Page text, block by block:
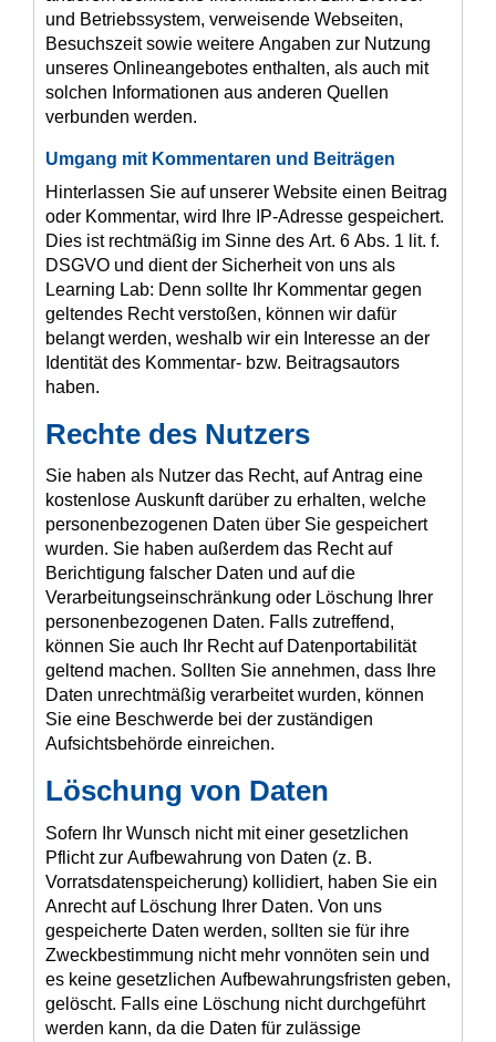
und Betriebssystem, verweisende Webseiten,
Besuchszeit sowie weitere Angaben zur Nutzung
unseres Onlineangebotes enthalten, als auch mit
solchen Informationen aus anderen Quellen
verbunden werden.
Umgang mit Kommentaren und Beiträgen
Hinterlassen Sie auf unserer Website einen Beitrag
oder Kommentar, wird Ihre IP-Adresse gespeichert.
Dies ist rechtmäßig im Sinne des Art. 6 Abs. 1 lit. f.
DSGVO und dient der Sicherheit von uns als
Learning Lab: Denn sollte Ihr Kommentar gegen
geltendes Recht verstoßen, können wir dafür
belangt werden, weshalb wir ein Interesse an der
Identität des Kommentar- bzw. Beitragsautors
haben.
Rechte des Nutzers
Sie haben als Nutzer das Recht, auf Antrag eine
kostenlose Auskunft darüber zu erhalten, welche
personenbezogenen Daten über Sie gespeichert
wurden. Sie haben außerdem das Recht auf
Berichtigung falscher Daten und auf die
Verarbeitungseinschränkung oder Löschung Ihrer
personenbezogenen Daten. Falls zutreffend,
können Sie auch Ihr Recht auf Datenportabilität
geltend machen. Sollten Sie annehmen, dass Ihre
Daten unrechtmäßig verarbeitet wurden, können
Sie eine Beschwerde bei der zuständigen
Aufsichtsbehörde einreichen.
Löschung von Daten
Sofern Ihr Wunsch nicht mit einer gesetzlichen
Pflicht zur Aufbewahrung von Daten (z. B.
Vorratsdatenspeicherung) kollidiert, haben Sie ein
Anrecht auf Löschung Ihrer Daten. Von uns
gespeicherte Daten werden, sollten sie für ihre
Zweckbestimmung nicht mehr vonnöten sein und
es keine gesetzlichen Aufbewahrungsfristen geben,
gelöscht. Falls eine Löschung nicht durchgeführt
werden kann, da die Daten für zulässige